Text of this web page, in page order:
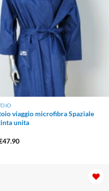
viaggio microfibra Spaziale
unita
47.90Fascia